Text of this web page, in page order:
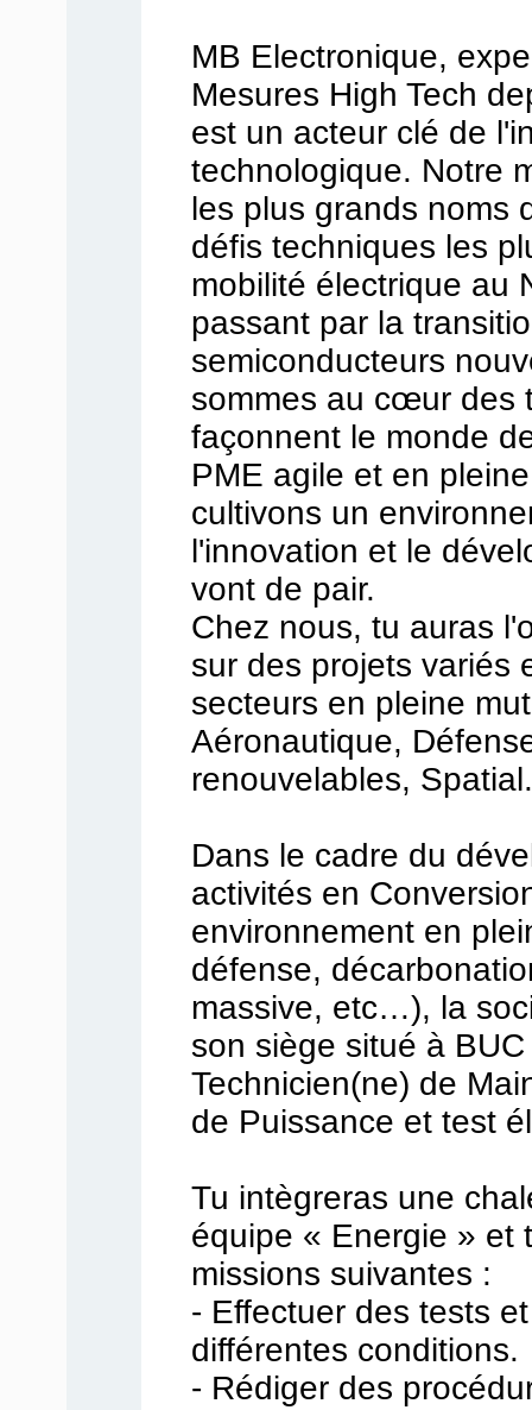
MB Electronique,
Mesures High Tech
est un acteur clé de
technologique. Notre
les plus grands noms
défis techniques les
mobilité électrique au
passant par la
semiconducteurs
sommes au cœur des
façonnent le monde
PME agile et en
cultivons un
l'innovation et le
vont de pair.
Chez nous, tu auras
sur des projets variés
secteurs en pleine
Aéronautique,
renouvelables,
Dans le cadre du
activités en
environnement en
défense,
massive, etc…), la
son siège situé à
Technicien(ne) de
de Puissance et test
Tu intègreras une
équipe « Energie » et
missions suivantes :
- Effectuer des tests
différentes conditions.
- Rédiger des